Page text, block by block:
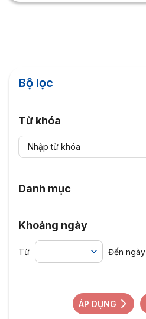
Bộ lọc
Từ khóa
Danh mục
Khoảng ngày
Từ Đến ngày
ÁP DỤNG